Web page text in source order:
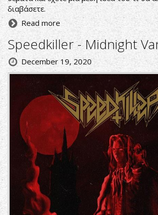
διαβάσετε.
Read more
Speedkiller - Midnight
December 19, 2020